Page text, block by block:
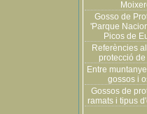
Gosso de
'Parque
Picos de
Referències
protecció de
Entre
gossos i
Gossos de
ramats i tipus